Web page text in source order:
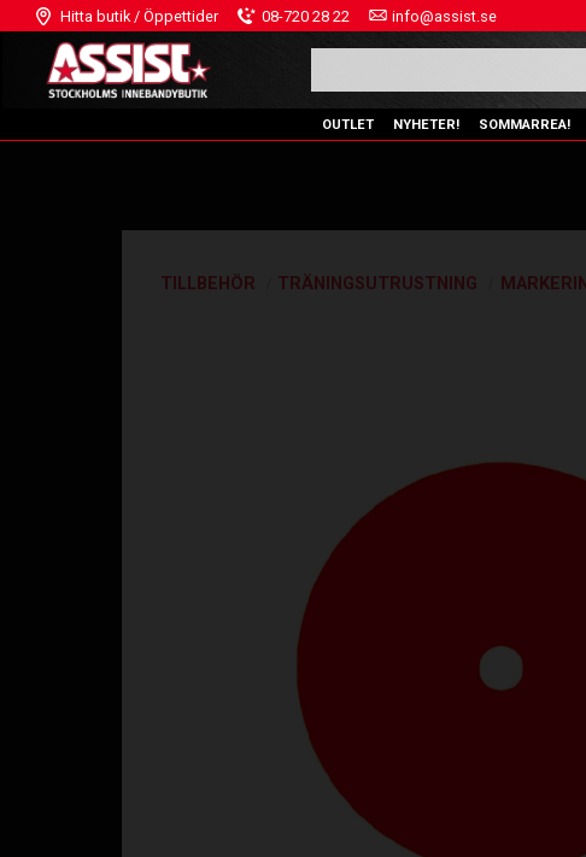
Hitta butik / Öppettider 08-720 28 22 info@assist.se
OUTLET NYHETER! SOMMARREA!
TILLBEHÖR TRÄNINGSUTRUSTNING